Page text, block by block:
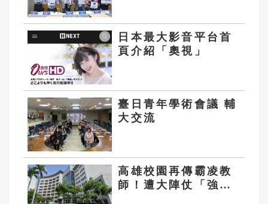
日本最大影音平台首
頁介紹「奧視」
臺日青年學術會議 輔
大交流
高雄校園再傳霸凌教
師！遭大陣仗「強制